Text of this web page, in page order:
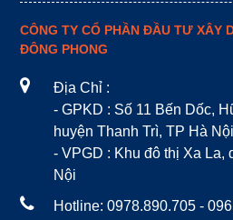
CÔNG TY CỔ PHẦN ĐẦU TƯ XÂY
ĐÔNG PHONG
Địa Chỉ :
- GPKD : Số 11 Bến Dốc,
huyện Thanh Trì, TP Hà Nội
- VPGD : Khu đô thị Xa
Nội
Hotline: 0978.890.705 -